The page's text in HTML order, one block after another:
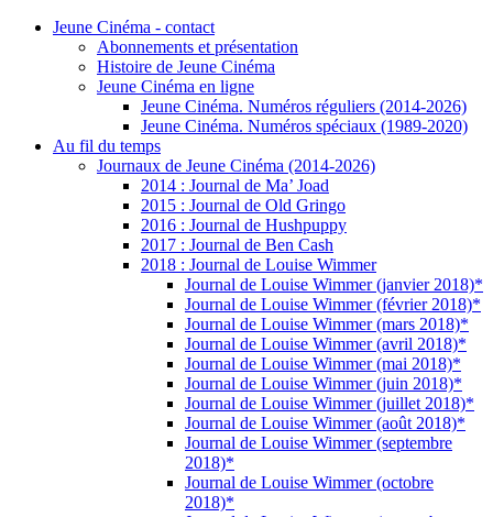
Jeune Cinéma - contact
Abonnements et présentation
Histoire de Jeune Cinéma
Jeune Cinéma en ligne
Jeune Cinéma. Numéros réguliers (2014-2026)
Jeune Cinéma. Numéros spéciaux (1989-2020)
Au fil du temps
Journaux de Jeune Cinéma (2014-2026)
2014 : Journal de Ma’ Joad
2015 : Journal de Old Gringo
2016 : Journal de Hushpuppy
2017 : Journal de Ben Cash
2018 : Journal de Louise Wimmer
Journal de Louise Wimmer (janvier 2018)*
Journal de Louise Wimmer (février 2018)*
Journal de Louise Wimmer (mars 2018)*
Journal de Louise Wimmer (avril 2018)*
Journal de Louise Wimmer (mai 2018)*
Journal de Louise Wimmer (juin 2018)*
Journal de Louise Wimmer (juillet 2018)*
Journal de Louise Wimmer (août 2018)*
Journal de Louise Wimmer (septembre
2018)*
Journal de Louise Wimmer (octobre
2018)*